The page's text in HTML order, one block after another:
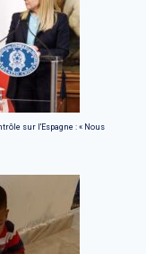
sur l'Espagne : « Nous